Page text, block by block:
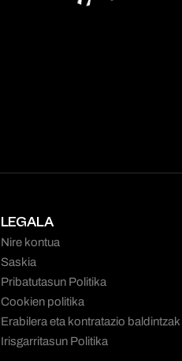
LEGALA
Nire kontua
Saskia
Pribatutasun Politika
Cookien politika
Erabilera eta kontratazio baldintzak
Irisgarritasun Politika